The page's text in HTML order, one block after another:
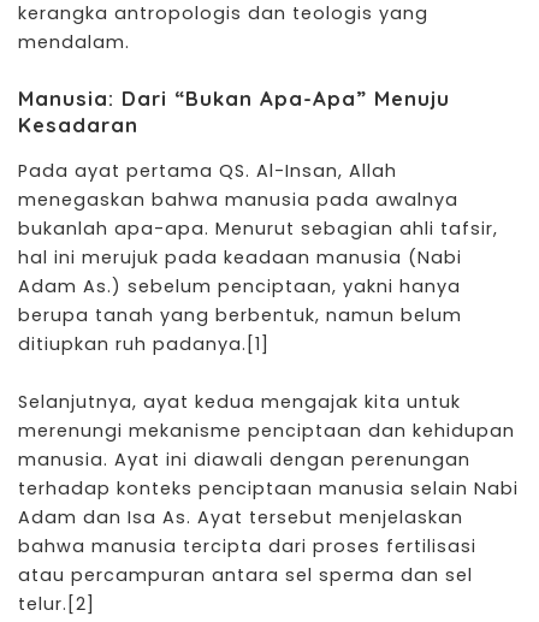
kerangka antropologis dan teologis yang
mendalam.
Manusia: Dari “Bukan Apa-Apa” Menuju
Kesadaran
Pada ayat pertama QS. Al-Insan, Allah
menegaskan bahwa manusia pada awalnya
bukanlah apa-apa. Menurut sebagian ahli tafsir,
hal ini merujuk pada keadaan manusia (Nabi
Adam As.) sebelum penciptaan, yakni hanya
berupa tanah yang berbentuk, namun belum
ditiupkan ruh padanya. [1]
Selanjutnya, ayat kedua mengajak kita untuk
merenungi mekanisme penciptaan dan kehidupan
manusia. Ayat ini diawali dengan perenungan
terhadap konteks penciptaan manusia selain Nabi
Adam dan Isa As. Ayat tersebut menjelaskan
bahwa manusia tercipta dari proses fertilisasi
atau percampuran antara sel sperma dan sel
telur. [2]